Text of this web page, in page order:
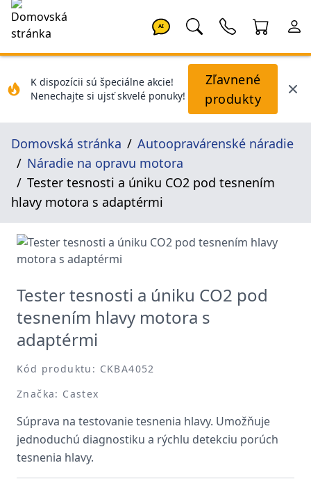
AI
K dispozícii sú špeciálne akcie!
Nenechajte si ujsť skvelé ponuky!
Zľavnené
produkty
Domovská stránka
Autoopravárenské náradie
Náradie na opravu motora
Tester tesnosti a úniku CO2 pod tesnením
hlavy motora s adaptérmi
Tester tesnosti a úniku CO2 pod
tesnením hlavy motora s
adaptérmi
Kód produktu: CKBA4052
Značka: Castex
Súprava na testovanie tesnenia hlavy. Umožňuje
jednoduchú diagnostiku a rýchlu detekciu porúch
tesnenia hlavy.